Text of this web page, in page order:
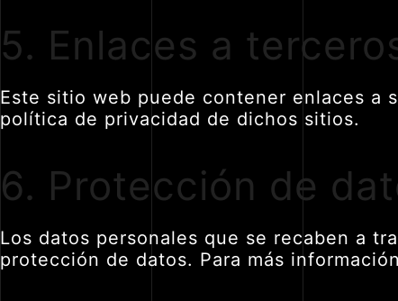
5. Enlaces a
Este sitio web puede contener enlaces a
política de privacidad de dichos sitios.
6. Protección de
Los datos personales que se recaben a
protección de datos. Para más